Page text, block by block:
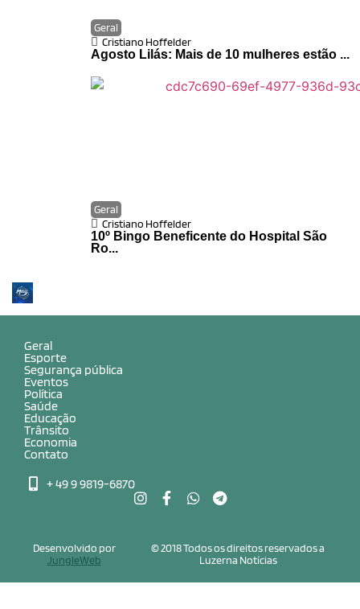
Geral
Cristiano Hoffelder
Agosto Lilás: Mais de 10 mulheres estão ...
Geral
Cristiano Hoffelder
10º Bingo Beneficente do Hospital São
Ro...
Geral
Esporte
Segurança pública
Eventos
Política
Saúde
Educação
Trânsito
Economia
Contato
+ 49 9 9819-6870
© 2018 Todos os direitos reservados a
Luzerna Notícias
Desenvolvido por
JungleWeb